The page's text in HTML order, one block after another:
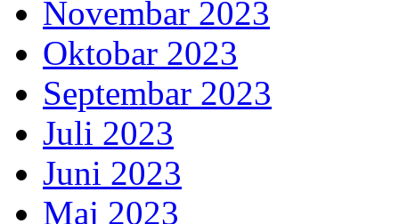
Novembar 2023
Oktobar 2023
Septembar 2023
Juli 2023
Juni 2023
Maj 2023